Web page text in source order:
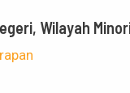
Wilayah